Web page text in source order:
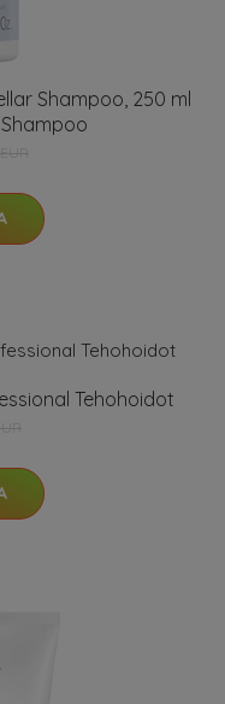
Shampoo, 250 ml
Tehohoidot